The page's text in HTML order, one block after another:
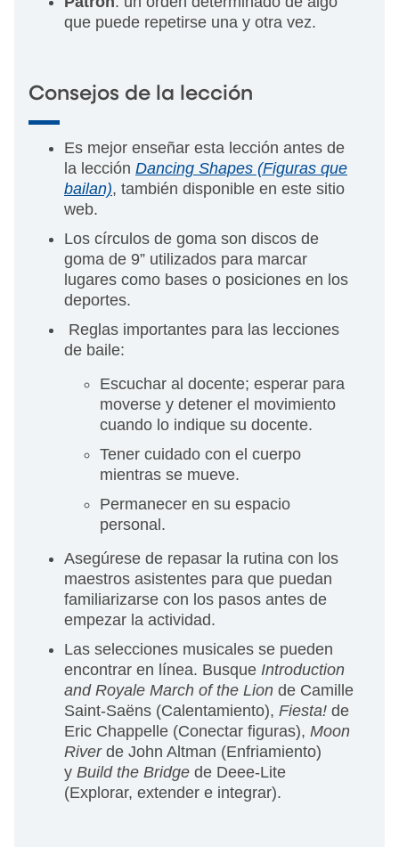
que puede repetirse una y otra vez.
Consejos de la lección
Es mejor enseñar esta lección antes de
la lección Dancing Shapes (Figuras que
bailan), también disponible en este sitio
web.
Los círculos de goma son discos de
goma de 9” utilizados para marcar
lugares como bases o posiciones en los
deportes.
Reglas importantes para las lecciones
de baile:
Escuchar al docente; esperar para
moverse y detener el movimiento
cuando lo indique su docente.
Tener cuidado con el cuerpo
mientras se mueve.
Permanecer en su espacio
personal.
Asegúrese de repasar la rutina con los
maestros asistentes para que puedan
familiarizarse con los pasos antes de
empezar la actividad.
Las selecciones musicales se pueden
encontrar en línea. Busque Introduction
and Royale March of the Lion de Camille
Saint-Saëns (Calentamiento), Fiesta! de
Eric Chappelle (Conectar figuras), Moon
Riverde John Altman (Enfriamiento)
y Build the Bridge de Deee-Lite
(Explorar, extender e integrar).